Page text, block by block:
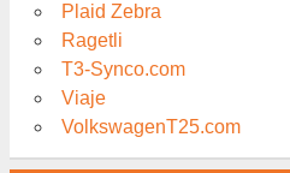
Plaid Zebra
Ragetli
T3-Synco.com
Viaje
VolkswagenT25.com